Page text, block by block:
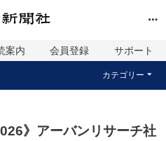
案内 会員登録 サポート
カテゴリー
》アーバンリサーチ社